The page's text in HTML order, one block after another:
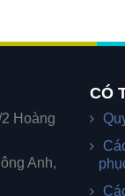
Hoàng
Anh,
CÓ